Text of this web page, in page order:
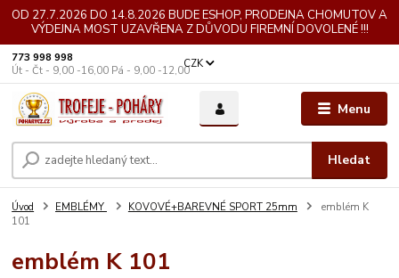
OD 27.7.2026 DO 14.8.2026 BUDE ESHOP, PRODEJNA CHOMUTOV A
VÝDEJNA MOST UZAVŘENA Z DŮVODU FIREMNÍ DOVOLENÉ !!!
Menu
CZK
Hledat
773 998 998
Út - Čt - 9,00 -16,00 Pá - 9,00 -12,00
Úvod EMBLÉMY KOVOVÉ+BAREVNÉ SPORT 25mm
emblém K
101
emblém K 101